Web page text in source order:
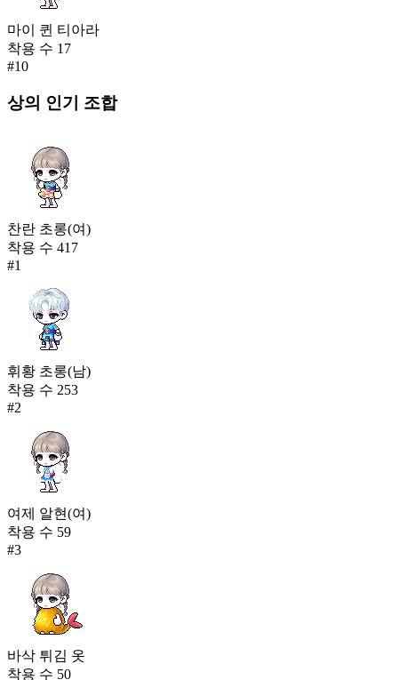
마이 퀸 티아라
착용 수 17
#10
상의 인기 조합
찬란 초롱(여)
착용 수 417
#1
휘황 초롱(남)
착용 수 253
#2
여제 알현(여)
착용 수 59
#3
바삭 튀김 옷
착용 수 50